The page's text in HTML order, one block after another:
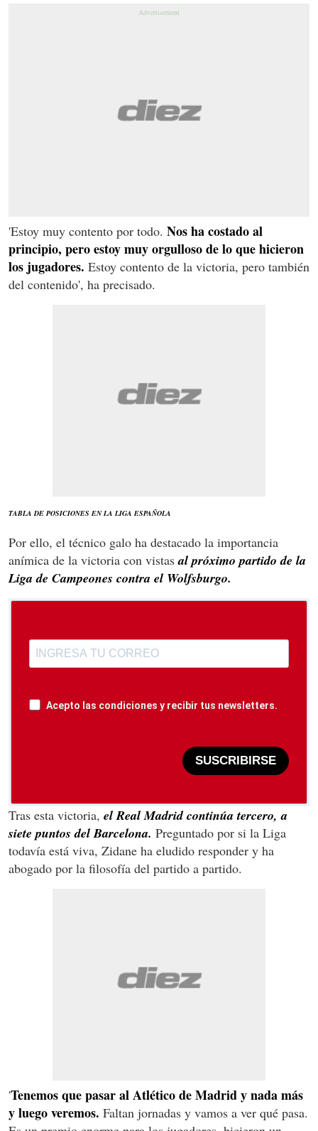
'Estoy muy contento por todo. Nos ha costado al
principio, pero estoy muy orgulloso de lo que hicieron
los jugadores. Estoy contento de la victoria, pero también
del contenido', ha precisado.
TABLA DE POSICIONES EN LA LIGA ESPAÑOLA
Por ello, el técnico galo ha destacado la importancia
anímica de la victoria con vistasal próximo partido de la
Liga de Campeones contra el Wolfsburgo.
Acepto las condiciones y recibir tus newsletters.
SUSCRIBIRSE
Tras esta victoria, el Real Madrid continúa tercero, a
siete puntos del Barcelona. Preguntado por si la Liga
todavía está viva, Zidane ha eludido responder y ha
abogado por la filosofía del partido a partido.
'Tenemos que pasar al Atlético de Madrid y nada más
y luego veremos. Faltan jornadas y vamos a ver qué pasa.